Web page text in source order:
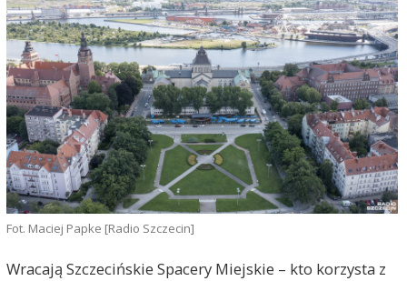
Fot. Maciej Papke [Radio Szczecin]
Wracają Szczecińskie Spacery Miejskie – kto korzysta z